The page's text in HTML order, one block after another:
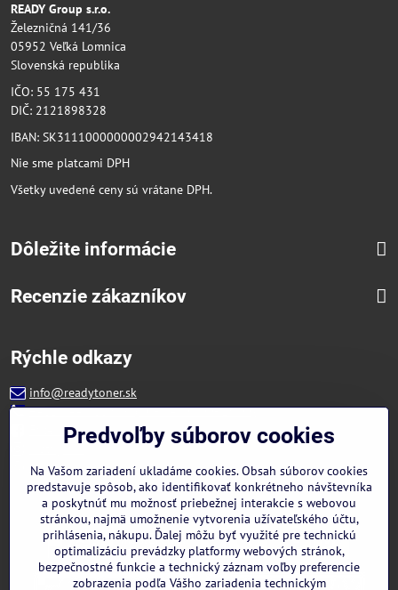
READY Group s.r.o.
Železničná 141/36
05952 Veľká Lomnica
Slovenská republika
IČO: 55 175 431
DIČ: 2121898328
IBAN: SK3111000000002942143418
Nie sme platcami DPH
Všetky uvedené ceny sú vrátane DPH.
Dôležite informácie
Recenzie zákazníkov
Rýchle odkazy
info@readytoner.sk
+421 944 322 536 (PO-PIA: 09:00- 15:00)
Facebook
Instagram
WhatsApp
Predvoľby súborov cookies
Na Vašom zariadení ukladáme cookies. Obsah súborov cookies
predstavuje spôsob, ako identifikovať konkrétneho návštevníka
a poskytnúť mu možnosť priebežnej interakcie s webovou
stránkou, najmä umožnenie vytvorenia užívateľského účtu,
prihlásenia, nákupu. Ďalej môžu byť využité pre technickú
optimalizáciu prevádzky platformy webových stránok,
bezpečnostné funkcie a technický záznam voľby preferencie
zobrazenia podľa Vášho zariadenia technickým